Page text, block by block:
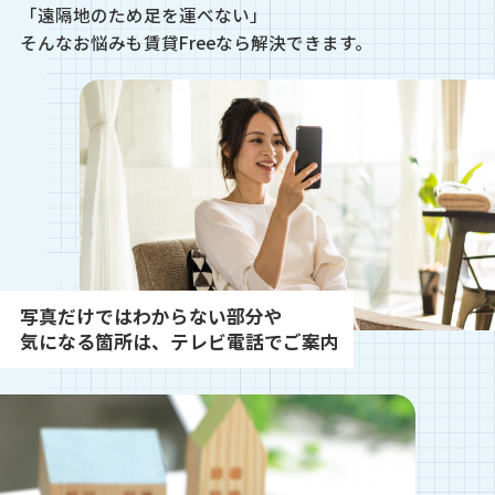
「遠隔地のため足を運べない」
そんなお悩みも賃貸Freeなら解決できます。
写真だけではわからない部分や
気になる箇所は、テレビ電話でご案内